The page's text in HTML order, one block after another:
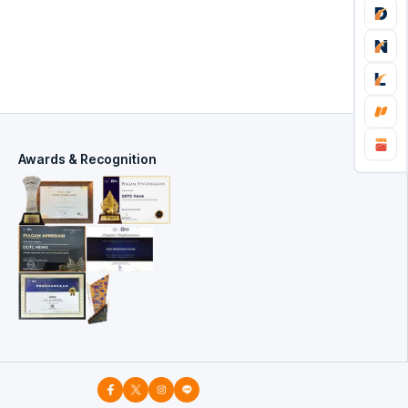
Awards & Recognition